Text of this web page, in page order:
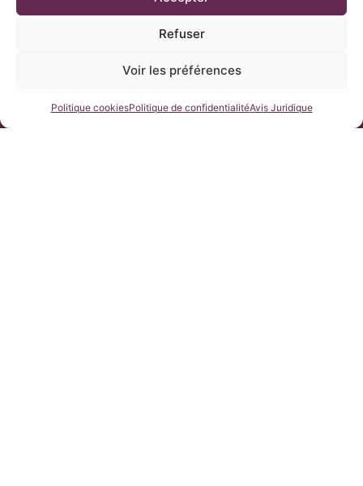
Refuser
Voir les préférences
Politique cookiesPolitique de confidentialitéAvis Juridique
Contactez-nous